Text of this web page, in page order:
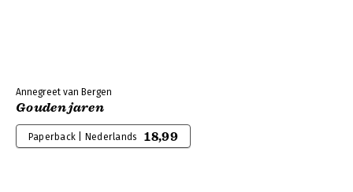
Annegreet van Bergen
Gouden jaren
Paperback | Nederlands 18,99